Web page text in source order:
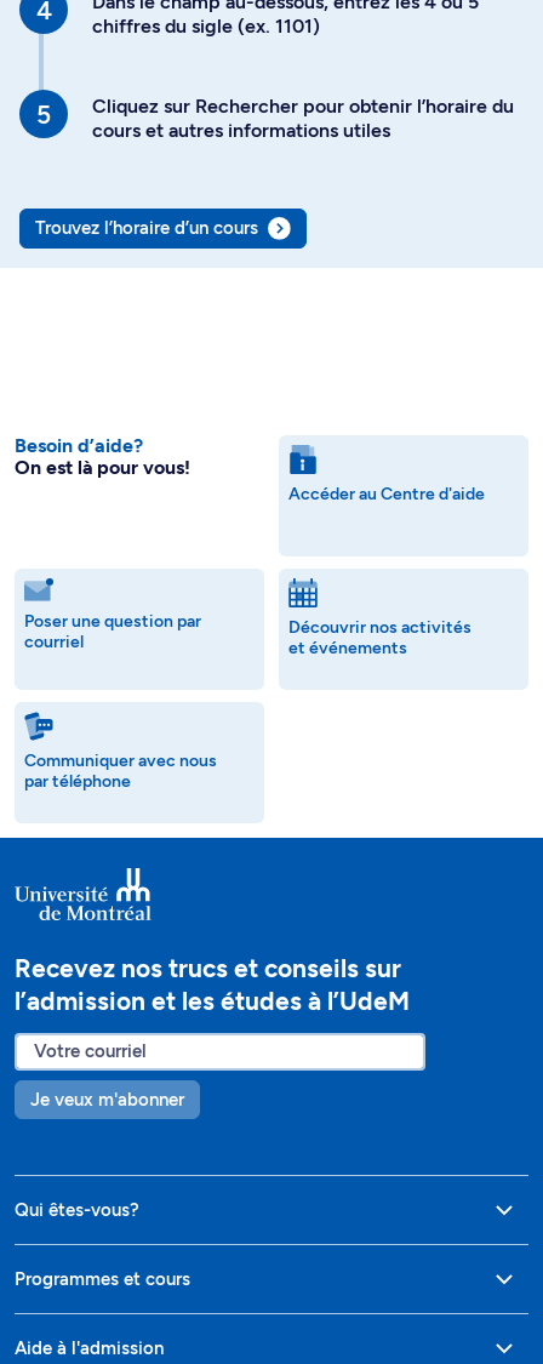
chiffres du sigle (ex. 1101)
Cliquez sur Rechercher pour obtenir l’horaire du
cours et autres informations utiles
Trouvez l’horaire d’un cours
Besoin d’aide?
On est là pour vous!
Accéder au Centre d'aide
Poser une question par
courriel
Découvrir nos activités
et événements
Communiquer avec nous
par téléphone
Recevez nos trucs et conseils sur
l’admission et les études à l’UdeM
Je veux m'abonner
Qui êtes-vous?
Programmes et cours
Aide à l'admission